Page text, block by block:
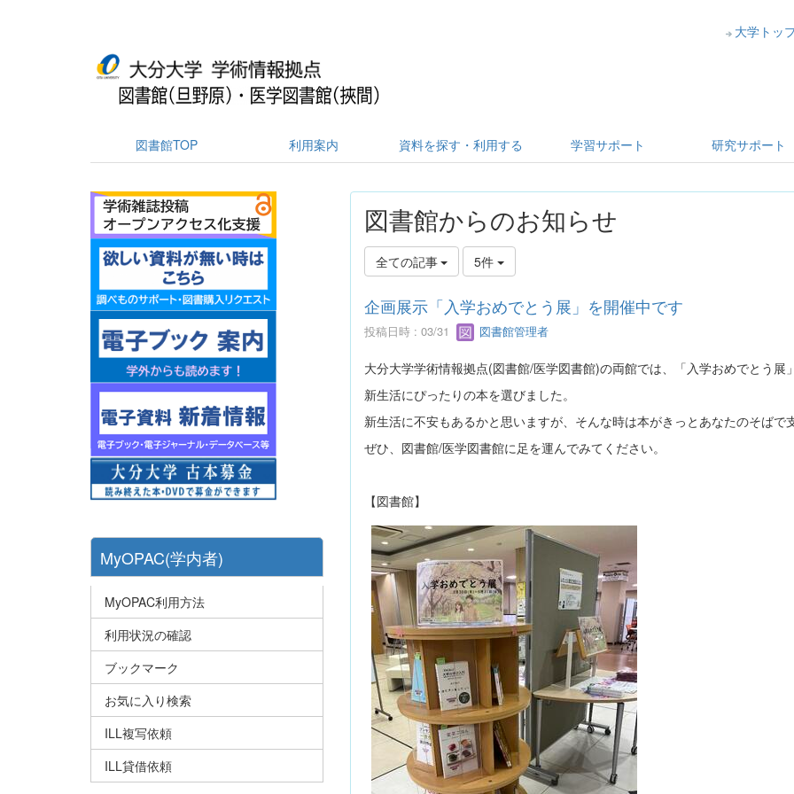
大学トッ
図書館TOP 利用案内 資料を探す・利用する 学習サポート 研究サポート
図書館からのお知らせ
全ての記事 5件
企画展示「入学おめでとう展」を開催中です
投稿日時 : 03/31 図書館管理者
大分大学学術情報拠点(図書館/医学図書館)の両館では、「入学おめでとう展
新生活にぴったりの本を選びました。
新生活に不安もあるかと思いますが、そんな時は本がきっとあなたのそばで
ぜひ、図書館/医学図書館に足を運んでみてください。
【図書館】
MyOPAC(学内者)
MyOPAC利用方法
利用状況の確認
ブックマーク
お気に入り検索
ILL複写依頼
ILL貸借依頼